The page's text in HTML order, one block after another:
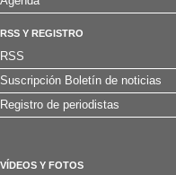
RSS Y REGISTRO
RSS
Suscripción Boletín de noticias
Registro de periodistas
VÍDEOS Y FOTOS